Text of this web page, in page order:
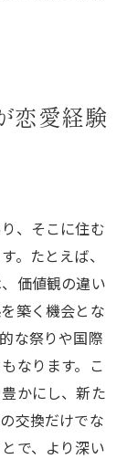
恋愛経験
、そこに住む
。たとえば、
価値観の違い
築く機会とな
な祭りや国際
なります。こ
かにし、新た
交換だけでな
で、より深い